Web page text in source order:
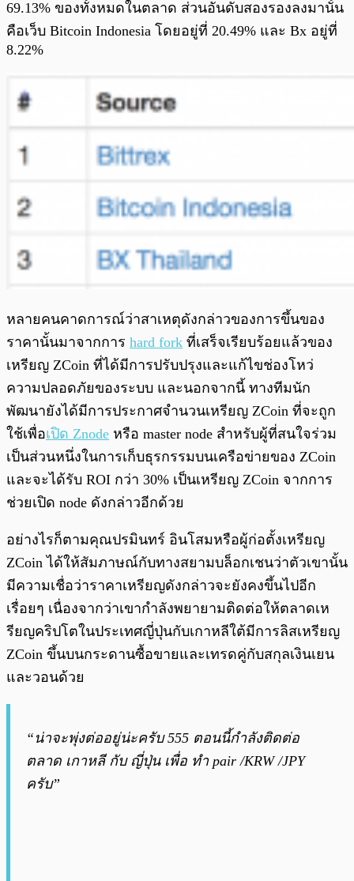
69.13% ของทั้งหมดในตลาด ส่วนอันดับสองรองลงมานั้น
คือเว็บ Bitcoin Indonesia โดยอยู่ที่ 20.49% และ Bx อยู่ที่
8.22%
หลายคนคาดการณ์ว่าสาเหตุดังกล่าวของการขึ้นของ
ราคานั้นมาจากการ hard fork ที่เสร็จเรียบร้อยแล้วของ
เหรียญ ZCoin ที่ได้มีการปรับปรุงและแก้ไขช่องโหว่
ความปลอดภัยของระบบ และนอกจากนี้ ทางทีมนัก
พัฒนายังได้มีการประกาศจำนวนเหรียญ ZCoin ที่จะถูก
ใช้เพื่อเปิด Znode หรือ master node สำหรับผู้ที่สนใจร่วม
เป็นส่วนหนึ่งในการเก็บธุรกรรมบนเครือข่ายของ ZCoin
และจะได้รับ ROI กว่า 30% เป็นเหรียญ ZCoin จากการ
ช่วยเปิด node ดังกล่าวอีกด้วย
อย่างไรก็ตามคุณปรมินทร์ อินโสมหรือผู้ก่อตั้งเหรียญ
ZCoin ได้ให้สัมภาษณ์กับทางสยามบล็อกเชนว่าตัวเขานั้น
มีความเชื่อว่าราคาเหรียญดังกล่าวจะยังคงขึ้นไปอีก
เรื่อยๆ เนื่องจากว่าเขากำลังพยายามติดต่อให้ตลาดเห
รียญคริปโตในประเทศญี่ปุ่นกับเกาหลีใต้มีการลิสเหรียญ
ZCoin ขึ้นบนกระดานซื้อขายและเทรดคู่กับสกุลเงินเยน
และวอนด้วย
“น่าจะพุ่งต่ออยู่น่ะครับ 555 ตอนนี้กำลังติดต่อ
ตลาด เกาหลี กับ ญี่ปุ่น เพื่อ ทำ pair /KRW /JPY
ครับ”